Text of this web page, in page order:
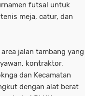
futsal untuk
meja, catur, dan
jalan tambang yang
kontraktor,
dan Kecamatan
dengan alat berat